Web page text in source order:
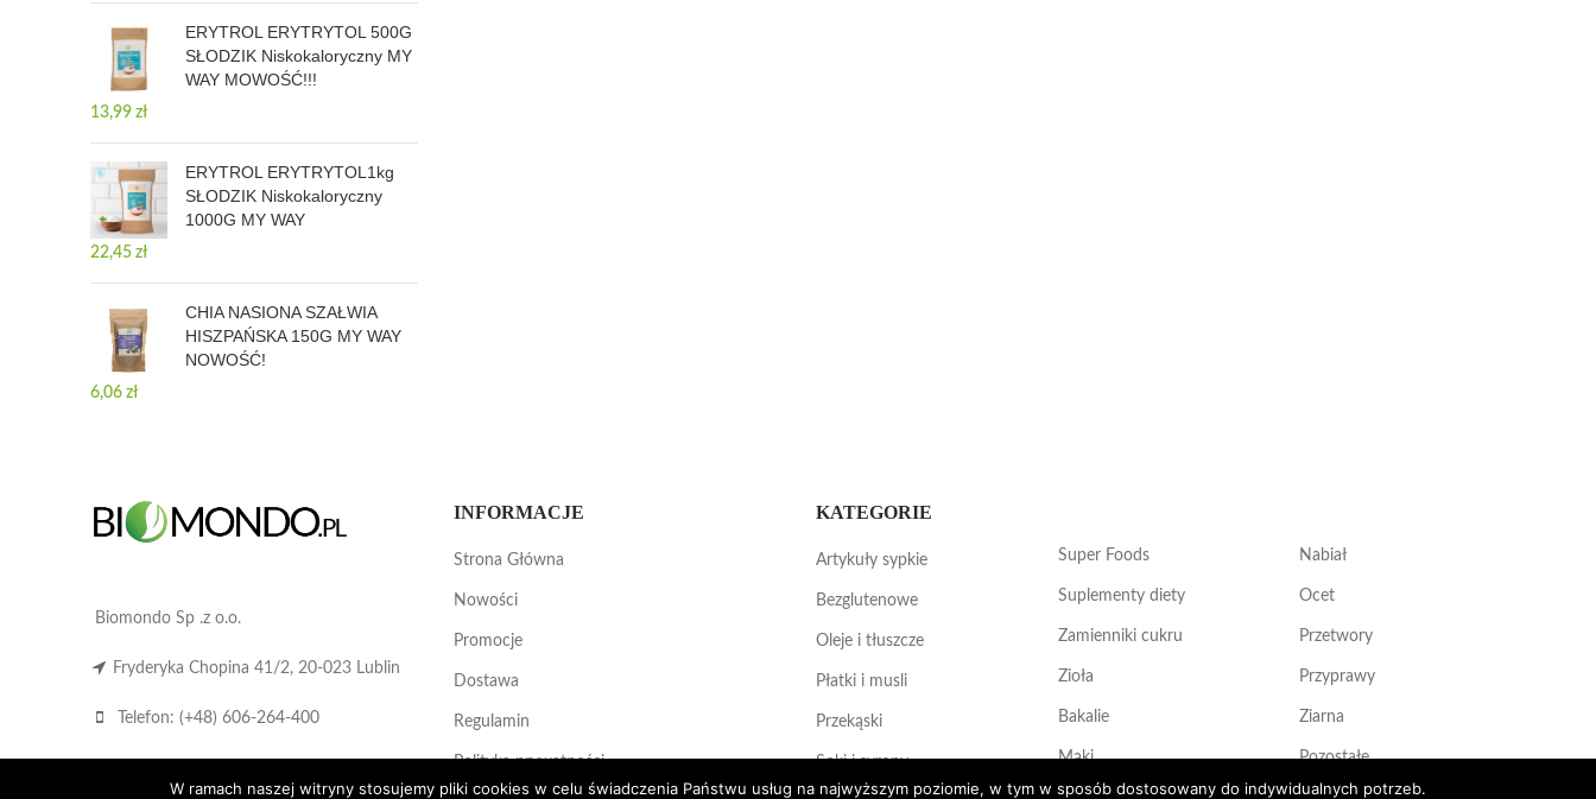
ERYTROL ERYTRYTOL 500G
SŁODZIK Niskokaloryczny MY
WAY MOWOŚĆ!!!
13,99 zł
ERYTROL ERYTRYTOL1kg
SŁODZIK Niskokaloryczny
1000G MY WAY
22,45 zł
CHIA NASIONA SZAŁWIA
HISZPAŃSKA 150G MY WAY
NOWOŚĆ!
6,06 zł
Biomondo Sp .z o.o.
Fryderyka Chopina 41/2, 20-023 Lublin
Telefon: (+48) 606-264-400
INFORMACJE
Strona Główna
Nowości
Promocje
Dostawa
Regulamin
Polityka prywatności
KATEGORIE
Artykuły sypkie
Bezglutenowe
Oleje i tłuszcze
Płatki i musli
Przekąski
Soki i syropy
Super Foods
Suplementy diety
Zamienniki cukru
Zioła
Bakalie
Mąki
Nabiał
Ocet
Przetwory
Przyprawy
Ziarna
Pozostałe
W ramach naszej witryny stosujemy pliki cookies w celu świadczenia Państwu usług na najwyższym poziomie, w tym w sposób dostosowany do indywidualnych potrzeb.